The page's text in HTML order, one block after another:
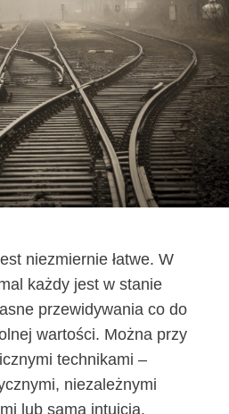
niezmiernie łatwe. W
każdy jest w stanie
przewidywania co do
wartości. Można przy
technikami –
niezależnymi
lub samą intuicją.